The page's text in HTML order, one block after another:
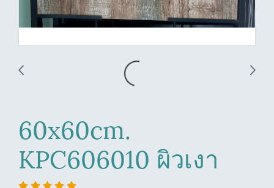
60x60cm.
KPC606010 ผิวเงา